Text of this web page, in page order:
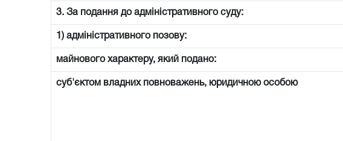
3. За подання до адміністративного суду:
1) адміністративного позову:
майнового характеру, який подано:
суб'єктом владних повноважень, юридичною особою